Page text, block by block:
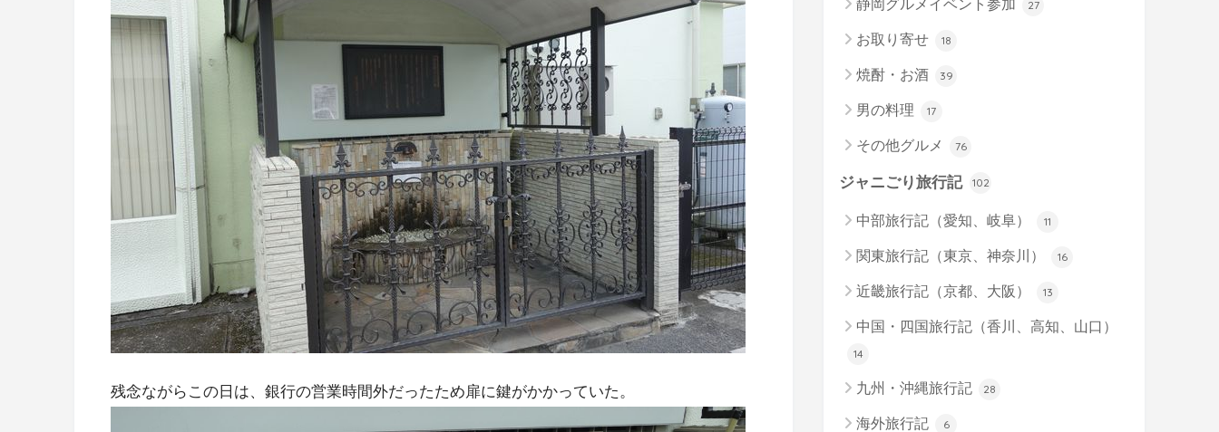
残念ながらこの日は、銀行の営業時間外だったため扉に鍵がかかっていた。
静岡グルメイベント参加 27
お取り寄せ 18
焼酎・お酒 39
男の料理 17
その他グルメ 76
ジャニごり旅行記 102
中部旅行記（愛知、岐阜） 11
関東旅行記（東京、神奈川） 16
近畿旅行記（京都、大阪） 13
中国・四国旅行記（香川、高知、山口）
14
九州・沖縄旅行記 28
海外旅行記 6